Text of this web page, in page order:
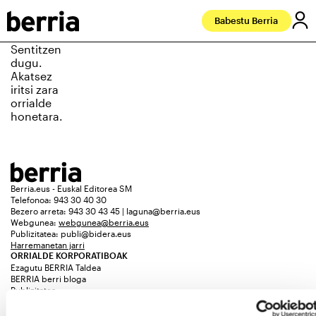
Babestu Berria
Sentitzen
dugu.
Akatsez
iritsi zara
orrialde
honetara.
Berria.eus - Euskal Editorea SM
Telefonoa: 943 30 40 30
Bezero arreta: 943 30 43 45 | laguna@berria.eus
Webgunea: webgunea@berria.eus
Publizitatea: publi@bidera.eus
Harremanetan jarri
ORRIALDE KORPORATIBOAK
Ezagutu BERRIA Taldea
BERRIA berri bloga
Publizitatea